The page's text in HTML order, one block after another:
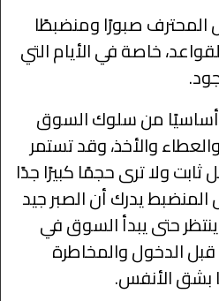
المحترف صبورًا ومنضبطًا
خاصة في الأيام التي
أساسيًا من سلوك السوق
والأخذ، وقد تستمر
ولا ترى حجمًا كبيرًا جدًا
المنضبط يدرك أن الصبر جيد
حتى يبدأ السوق في
الدخول والمخاطرة
بشق الأنفس.